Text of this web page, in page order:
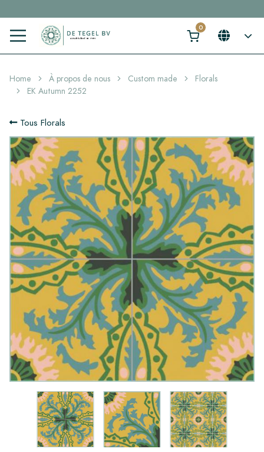
Cliquez ici et trouvez votre carrelage idéal en 2 min. →
Home À propos de nous Custom made
Florals
EK Autumn 2252
Tous Florals